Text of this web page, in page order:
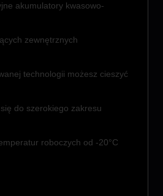
akumulatory kwasowo-
zewnętrznych
technologii możesz cieszyć
do szerokiego zakresu
roboczych od -20°C